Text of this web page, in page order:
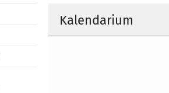
Kalendarium